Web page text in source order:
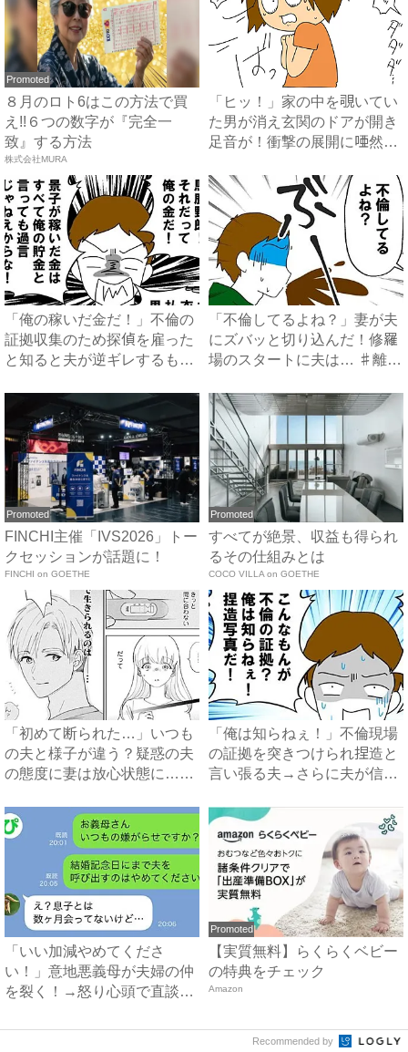
Promoted
８月のロト6はこの方法で買
え!!６つの数字が『完全一
致』する方法
株式会社MURA
「ヒッ！」家の中を覗いてい
た男が消え玄関のドアが開き
足音が！衝撃の展開に唖然？
「俺の稼いだ金だ！」不倫の
証拠収集のため探偵を雇った
と知ると夫が逆ギレするも、
「不倫してるよね？」妻が夫
にズバッと切り込んだ！修羅
場のスタートに夫は… ♯離
Promoted
FINCHI主催「IVS2026」トー
クセッションが話題に！
FINCHI on GOETHE
Promoted
すべてが絶景、収益も得られ
るその仕組みとは
COCO VILLA on GOETHE
「初めて断られた…」いつも
の夫と様子が違う？疑惑の夫
の態度に妻は放心状態に…
「俺は知らねぇ！」不倫現場
の証拠を突きつけられ捏造と
言い張る夫→さらに夫が信じ
「いい加減やめてくださ
い！」意地悪義母が夫婦の仲
を裂く！→怒り心頭で直談判
Promoted
【実質無料】らくらくベビー
の特典をチェック
Amazon
Recommended by